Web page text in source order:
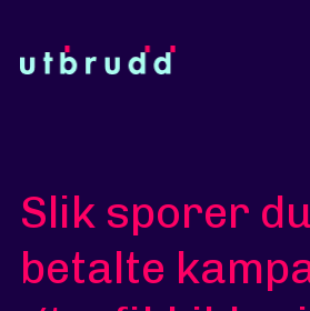
Slik sporer
betalte